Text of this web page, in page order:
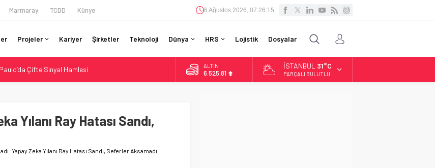
Marmaray TCDD Künye 6 Ağustos 2026, 07:26:16
Projeler Kariyer Şirketler Teknoloji Dünya HRS Lojistik Dosyalar
Çifte Sinyal Hamlesi
S-Bahn’a 350 Trenlik Dev Sözleşme
%40 Artıyor: Hitachi Rail İmzaladı
Seyahat 45 Dakikaya İndi
ALTIN
6.525,81
İSTANBUL 31°C
PARÇALI BULUTLU
Yılanı Ray Hatası Sandı,
Yapay Zeka Yılanı Ray Hatası Sandı, Seferler Aksamadı